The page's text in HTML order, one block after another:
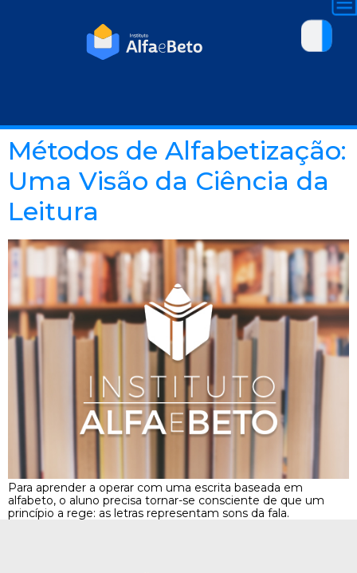
Métodos de Alfabetização:
Uma Visão da Ciência da
Leitura
Para aprender a operar com uma escrita baseada em
alfabeto, o aluno precisa tornar-se consciente de que um
princípio a rege: as letras representam sons da fala.